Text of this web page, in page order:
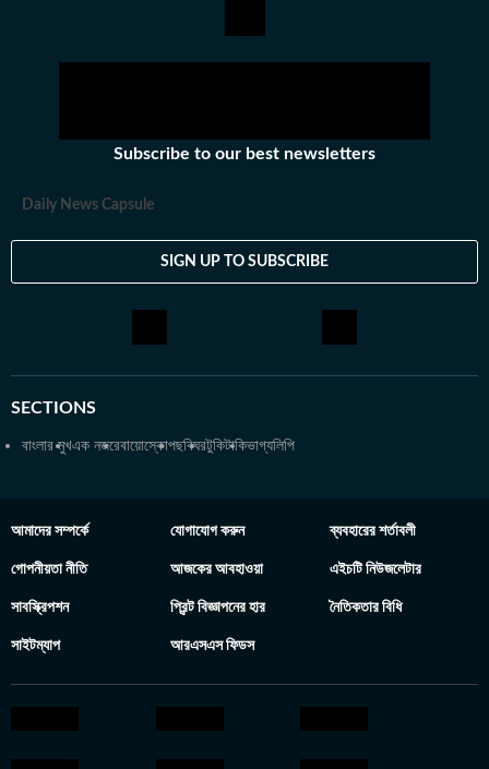
ভারতে কাজ করার অভিজ্ঞতা রয়েছে অভিজিতের। এছাড়া আকাশবাণীতে রেডিও
জকি হিসেবেও কাজ করেছিলেন তিনি। খবরের জগৎ ছাড়া খেলাধুলো, ইতিহাসে
থেকে। এরপর কলকাতা বিশ্ববিদ্যালয় থেকে একই বিষয়ে স্নাতকোত্তর ডিগ্রি
বই পড়ে এবং বিভিন্ন বিষয়ে ডকুমেন্টারি দেখে।
Subscribe to our best newsletters
Daily News Capsule
SIGN UP TO SUBSCRIBE
SECTIONS
বাংলার মুখএক নজরেবায়োস্কোপছবিঘরটুকিটাকিভাগ্যলিপি
আমাদের সম্পর্কে যোগাযোগ করুন ব্যবহারের শর্তাবলী
গোপনীয়তা নীতি আজকের আবহাওয়া এইচটি নিউজলেটার
সাবস্ক্রিপশন প্রিন্ট বিজ্ঞাপনের হার নৈতিকতার বিধি
সাইটম্যাপ আরএসএস ফিডস